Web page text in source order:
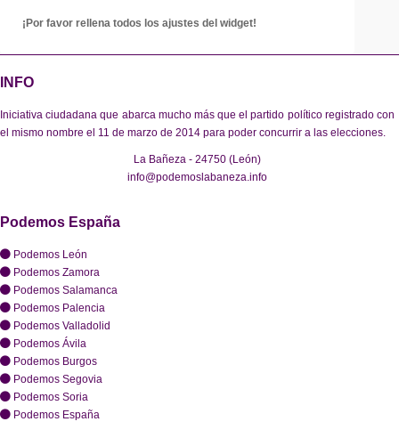
¡Por favor rellena todos los ajustes del widget!
INFO
Iniciativa ciudadana que abarca mucho más que el partido político registrado con
el mismo nombre el 11 de marzo de 2014 para poder concurrir a las elecciones.
La Bañeza - 24750 (León)
info@podemoslabaneza.info
Podemos España
Podemos León
Podemos Zamora
Podemos Salamanca
Podemos Palencia
Podemos Valladolid
Podemos Ávila
Podemos Burgos
Podemos Segovia
Podemos Soria
Podemos España